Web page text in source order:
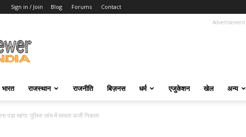
Sign in / Join Blog Forums Contact
Advertisement
भारत राजस्थान राजनीति बिज़नस धर्म एजुकेशन खेल अन्य
पड़ा महंगा: पुलिस जांच में मामला फर्जी निकला